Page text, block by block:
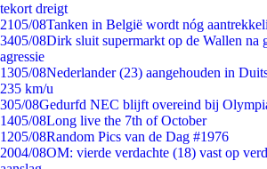
tekort dreigt
2105/08Tanken in België wordt nóg
3405/08Dirk sluit supermarkt op de Wallen na
agressie
1305/08Nederlander (23) aangehouden in
235 km/u
305/08Gedurfd NEC blijft overeind bij
1405/08Long live the 7th of October
1205/08Random Pics van de Dag #1976
2004/08OM: vierde verdachte (18) vast op